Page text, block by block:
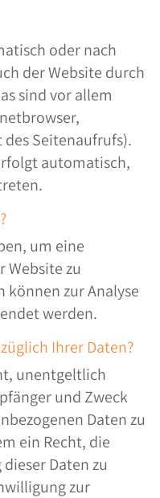
oder nach
der Website durch
sind vor allem
Seitenaufrufs).
automatisch,
um eine
zu
können zur Analyse
werden.
Ihrer Daten?
unentgeltlich
und Zweck
Daten zu
ein Recht, die
Daten zu
zur